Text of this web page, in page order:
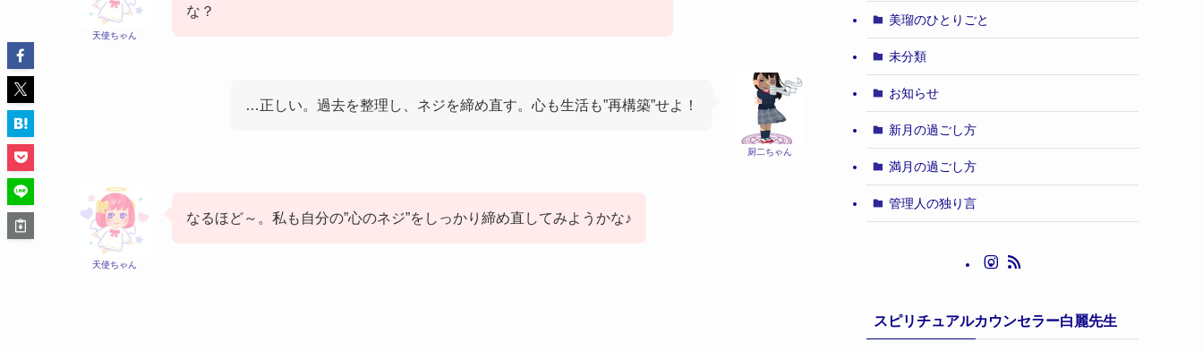
天使ちゃん
な？
厨二ちゃん
…正しい。過去を整理し、ネジを締め直す。心も生活も”再構築”せよ！
天使ちゃん
なるほど～。私も自分の”心のネジ”をしっかり締め直してみようかな♪
美瑠のひとりごと
未分類
お知らせ
新月の過ごし方
満月の過ごし方
管理人の独り言
スピリチュアルカウンセラー白麗先生